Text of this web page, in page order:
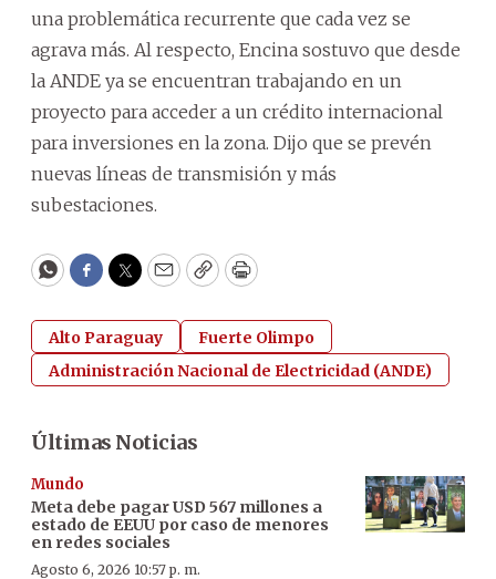
una problemática recurrente que cada vez se
agrava más. Al respecto, Encina sostuvo que desde
la ANDE ya se encuentran trabajando en un
proyecto para acceder a un crédito internacional
para inversiones en la zona. Dijo que se prevén
nuevas líneas de transmisión y más
subestaciones.
WhatsApp
Facebook
Twitter
EmailCopyPrint
Alto Paraguay
Fuerte Olimpo
Administración Nacional de Electricidad (ANDE)
Últimas Noticias
Mundo
Meta debe pagar USD 567 millones a
estado de EEUU por caso de menores
en redes sociales
Agosto 6, 2026 10:57 p. m.